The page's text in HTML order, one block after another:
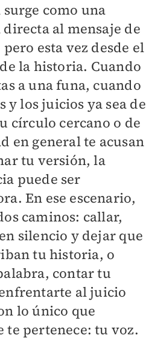
surge como una
directa al mensaje de
pero esta vez desde el
la historia. Cuando
a una funa, cuando
y los juicios ya sea de
círculo cercano o de
en general te acusan
tu versión, la
puede ser
En ese escenario,
caminos: callar,
silencio y dejar que
tu historia, o
contar tu
al juicio
lo único que
te pertenece: tu voz.